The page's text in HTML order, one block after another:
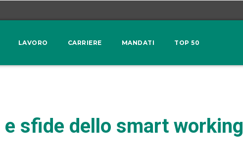
LAVORO CARRIERE MANDATI TOP 50
sfide dello smart working